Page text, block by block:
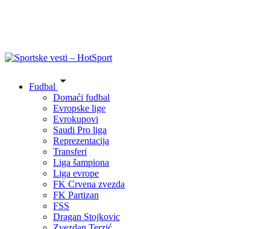
Fudbal
Domaći fudbal
Evropske lige
Evrokupovi
Saudi Pro liga
Reprezentacija
Transferi
Liga šampiona
Liga evrope
FK Crvena zvezda
FK Partizan
FSS
Dragan Stojkovic